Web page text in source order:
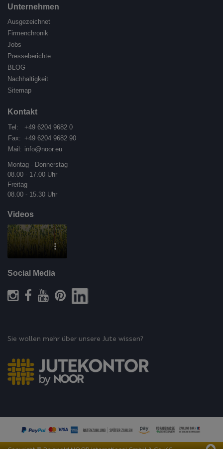
Unternehmen
Ausgezeichnet
Firmenchronik
Jobs
Presseberichte
BLOG
Nachhaltigkeit
Sitemap
Kontakt
Tel:
+49 6204 9682 0
Fax: +49 6204 9682 90
Mail: info@noor.eu
Montag - Donnerstag
08.00 - 17.00 Uhr
Freitag
08.00 - 15.30 Uhr
Videos
Social Media
Sie wollen mehr über unsere Jute wissen?